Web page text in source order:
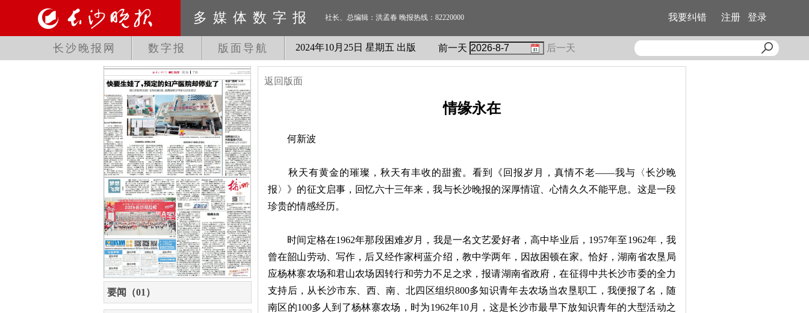
多媒体数字报 社长、总编辑：洪孟春 晚报热线：82220000 我要纠错 注册 登录
长沙晚报网 数字报 版面导航 2024年10月 25日 星期五 出版 前一天 后一天
要闻（01）
返回版面
情缘永在
何新波
秋天有黄金的璀璨，秋天有丰收的甜蜜。看到《回报岁月，真情不老——我与〈长沙晚
报〉》的征文启事，回忆六十三年来，我与长沙晚报的深厚情谊、心情久久不能平息。这是一段
珍贵的情感经历。
时间定格在1962年那段困难岁月，我是一名文艺爱好者，高中毕业后，1957年至1962年，我
曾在韶山劳动、写作，后又经作家柯蓝介绍，教中学两年，因故困顿在家。恰好，湖南省农垦局
应杨林寨农场和君山农场因转行和劳力不足之求，报请湖南省政府，在征得中共长沙市委的全力
支持后，从长沙市东、西、南、北四区组织800多知识青年去农场当农垦职工，我便报了名，随
南区的100多人到了杨林寨农场，时为1962年10月，这是长沙市最早下放知识青年的大型活动之